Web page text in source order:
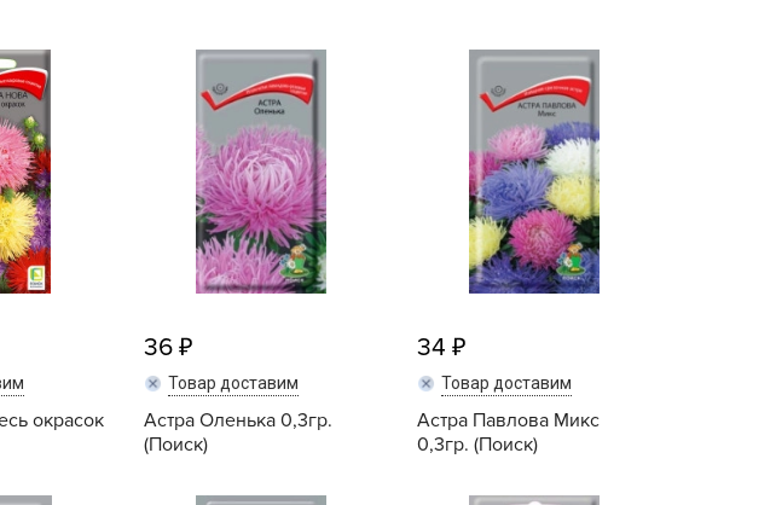
Bayer Garden
BMC
Bona Forte
Dacha Group
Dr.Klaus
Expert Garden
expert home
Fertika
Green Boom
Дача Time
Дача Тайм
ПОИСК
Поиск агрохолдинг
СЕДЕК
Семко
окрасок
Купить
36
Товар доставим
Астра Оленька 0,3гр.
(Поиск)
Купить
34
Товар доставим
Астра Павлова Микс
0,3гр. (Поиск)
Купить